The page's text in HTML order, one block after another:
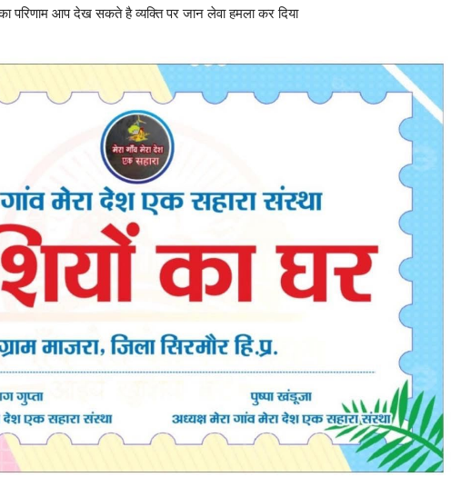
परिणाम आप देख सकते है व्यक्ति पर जान लेवा हमला कर दिया